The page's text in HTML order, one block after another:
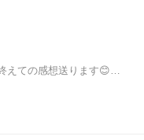
えての感想送ります😊…